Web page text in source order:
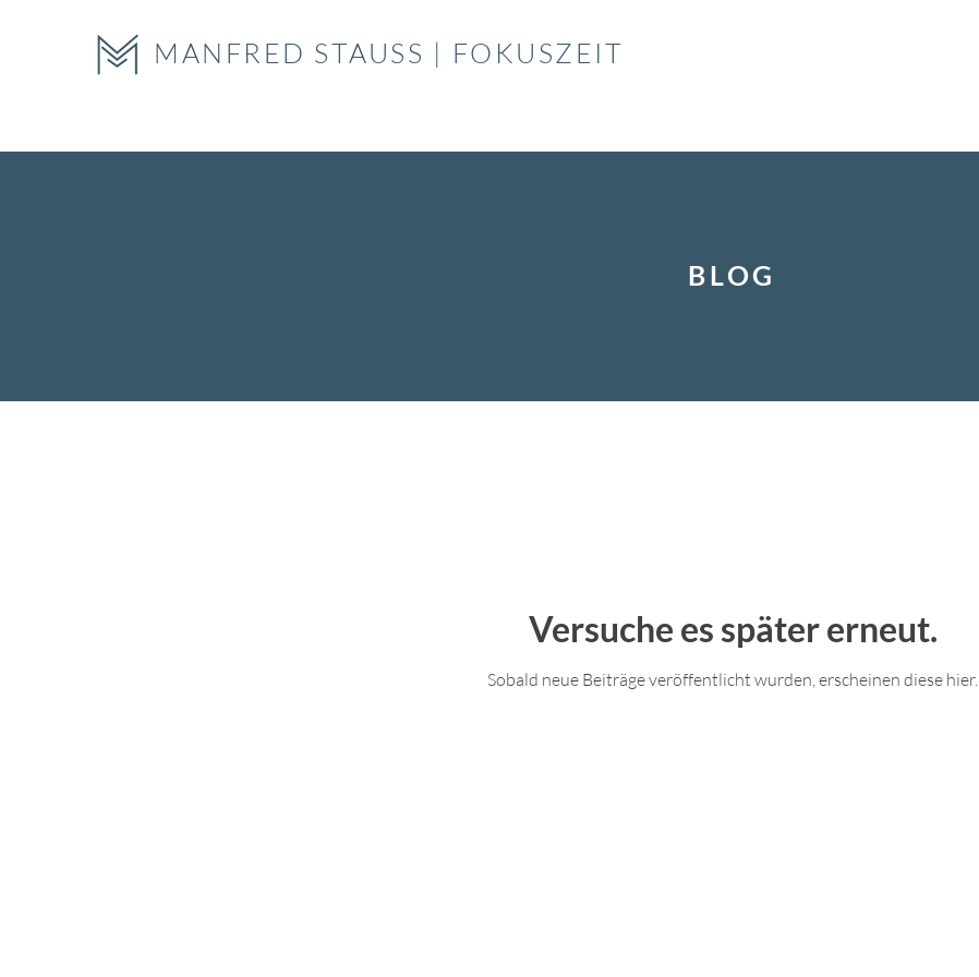
MANFRED STAUSS | FOKUSZEIT
BLOG
Versuche es später erneut.
Sobald neue Beiträge veröffentlicht wurden, erscheinen diese hier.